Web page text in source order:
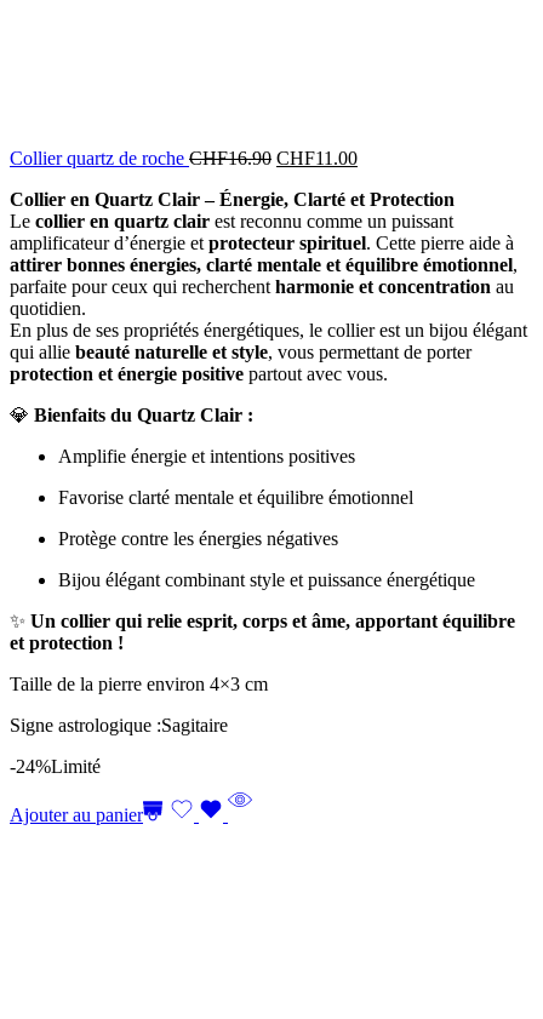
Collier quartz de roche CHF16.90 CHF11.00
Collier en Quartz Clair – Énergie, Clarté et Protection
Le collier en quartz clair est reconnu comme un puissant
amplificateur d’énergie et protecteur spirituel. Cette pierre aide à
attirer bonnes énergies, clarté mentale et équilibre émotionnel,
parfaite pour ceux qui recherchent harmonie et concentration au
quotidien.
En plus de ses propriétés énergétiques, le collier est un bijou élégant
qui allie beauté naturelle et style, vous permettant de porter
protection et énergie positive partout avec vous.
💎 Bienfaits du Quartz Clair :
Amplifie énergie et intentions positives
Favorise clarté mentale et équilibre émotionnel
Protège contre les énergies négatives
Bijou élégant combinant style et puissance énergétique
✨ Un collier qui relie esprit, corps et âme, apportant équilibre
et protection !
Taille de la pierre environ 4×3 cm
Signe astrologique :Sagitaire
-24%Limité
Ajouter au panier